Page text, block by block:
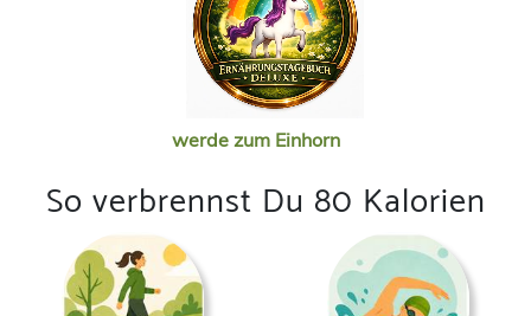
werde zum Einhorn
So verbrennst Du 80 Kalorien